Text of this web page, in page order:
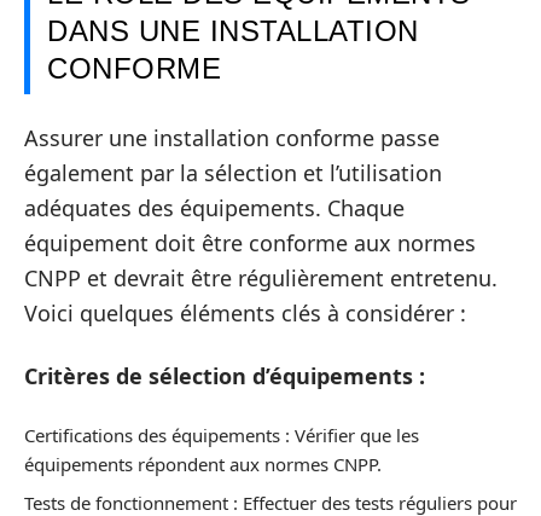
DANS UNE INSTALLATION
CONFORME
Assurer une installation conforme passe
également par la sélection et l’utilisation
adéquates des équipements. Chaque
équipement doit être conforme aux normes
CNPP et devrait être régulièrement entretenu.
Voici quelques éléments clés à considérer :
Critères de sélection d’équipements :
Certifications des équipements : Vérifier que les
équipements répondent aux normes CNPP.
Tests de fonctionnement : Effectuer des tests réguliers pour